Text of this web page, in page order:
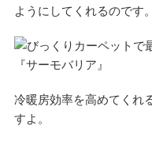
ようにしてくれるのです。
冷暖房効率を高めてくれ
すよ。